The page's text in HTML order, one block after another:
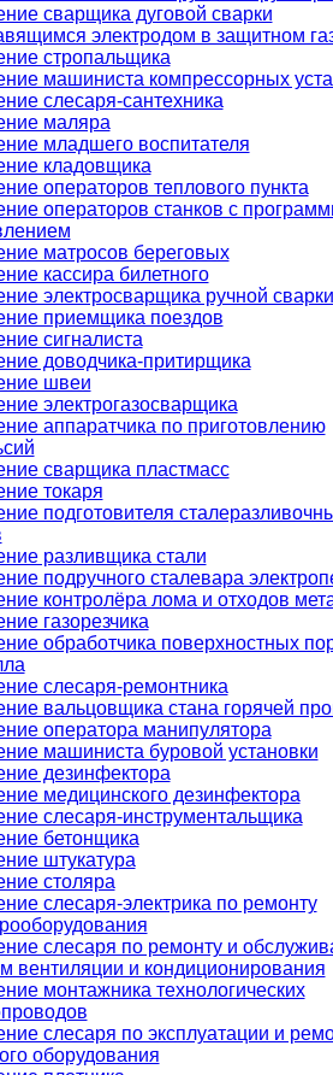
сварщика дуговой сварки
электродом в защитном
стропальщика
машиниста компрессорных
слесаря-сантехника
маляра
младшего воспитателя
кладовщика
операторов теплового пункта
операторов станков с
матросов береговых
кассира билетного
электросварщика ручной сварки
приемщика поездов
сигналиста
доводчика-притирщика
швеи
электрогазосварщика
аппаратчика по приготовлению
сварщика пластмасс
токаря
подготовителя
разливщика стали
подручного сталевара
контролёра лома и отходов
газорезчика
обработчика поверхностных
слесаря-ремонтника
вальцовщика стана горячей
оператора манипулятора
машиниста буровой установки
дезинфектора
медицинского дезинфектора
слесаря-инструментальщика
бетонщика
штукатура
столяра
слесаря-электрика по ремонту
слесаря по ремонту и
вентиляции и кондиционирования
монтажника технологических
слесаря по эксплуатации и
оборудования